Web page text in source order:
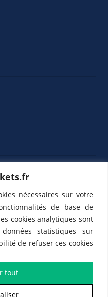
nécessaires sur votre
de base de
cookies analytiques sont
statistiques sur
de refuser ces cookies
tout
8, 1, 08007 Barcelone, Espagne |
de l'US Bretons de Paris 🤍